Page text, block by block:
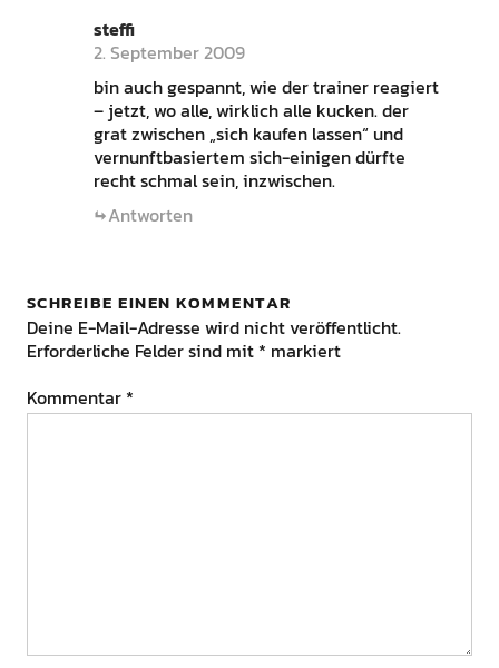
steffi
2. September 2009
bin auch gespannt, wie der trainer reagiert
– jetzt, wo alle, wirklich alle kucken. der
grat zwischen „sich kaufen lassen“ und
vernunftbasiertem sich-einigen dürfte
recht schmal sein, inzwischen.
Antworten
SCHREIBE EINEN KOMMENTAR
Deine E-Mail-Adresse wird nicht veröffentlicht.
Erforderliche Felder sind mit * markiert
Kommentar *